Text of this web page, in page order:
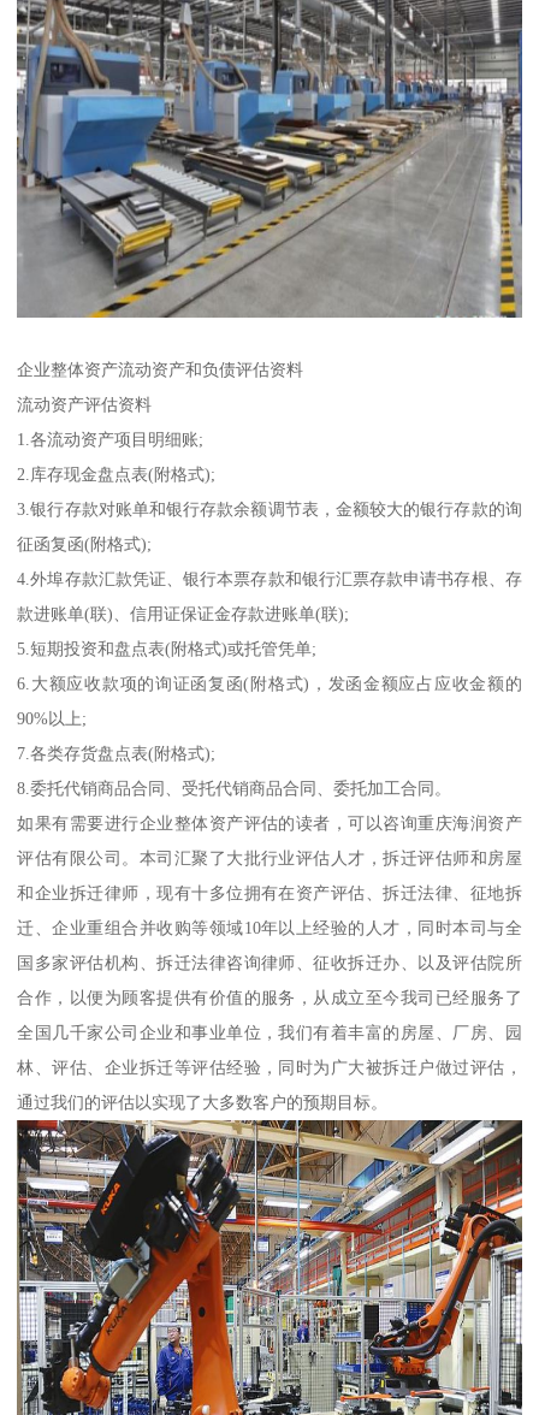
企业整体资产流动资产和负债评估资料
流动资产评估资料
1.各流动资产项目明细账;
2.库存现金盘点表(附格式);
3.银行存款对账单和银行存款余额调节表，金额较大的银行存款的询
征函复函(附格式);
4.外埠存款汇款凭证、银行本票存款和银行汇票存款申请书存根、存
款进账单(联)、信用证保证金存款进账单(联);
5.短期投资和盘点表(附格式)或托管凭单;
6.大额应收款项的询证函复函(附格式)，发函金额应占应收金额的
90%以上;
7.各类存货盘点表(附格式);
8.委托代销商品合同、受托代销商品合同、委托加工合同。
如果有需要进行企业整体资产评估的读者，可以咨询重庆海润资产
评估有限公司。本司汇聚了大批行业评估人才，拆迁评估师和房屋
和企业拆迁律师，现有十多位拥有在资产评估、拆迁法律、征地拆
迁、企业重组合并收购等领域10年以上经验的人才，同时本司与全
国多家评估机构、拆迁法律咨询律师、征收拆迁办、以及评估院所
合作，以便为顾客提供有价值的服务，从成立至今我司已经服务了
全国几千家公司企业和事业单位，我们有着丰富的房屋、厂房、园
林、评估、企业拆迁等评估经验，同时为广大被拆迁户做过评估，
通过我们的评估以实现了大多数客户的预期目标。